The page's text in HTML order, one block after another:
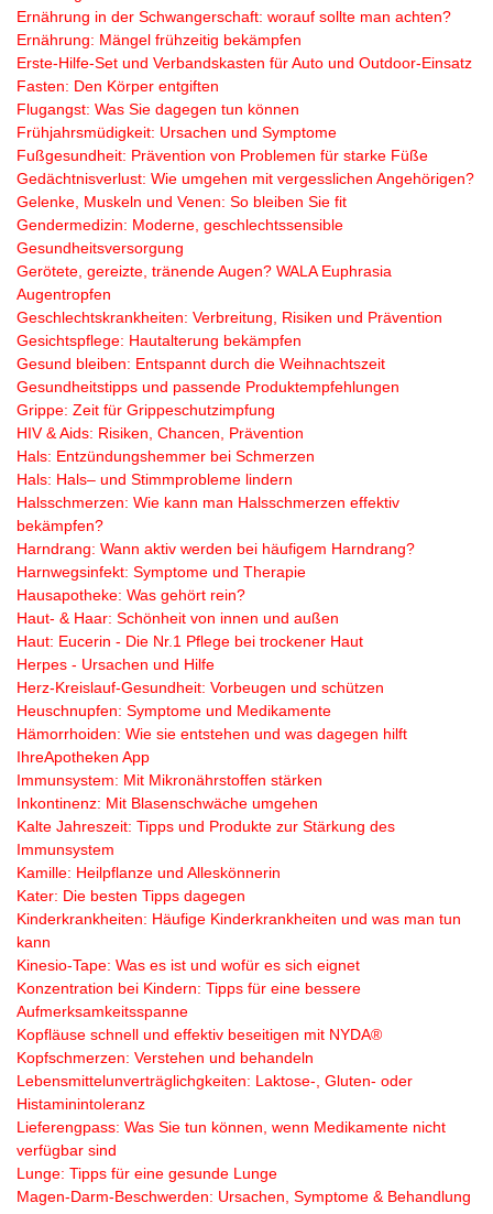
Ernährung in der Schwangerschaft: worauf sollte man achten?
Ernährung: Mängel frühzeitig bekämpfen
Erste-Hilfe-Set und Verbandskasten für Auto und Outdoor-Einsatz
Fasten: Den Körper entgiften
Flugangst: Was Sie dagegen tun können
Frühjahrsmüdigkeit: Ursachen und Symptome
Fußgesundheit: Prävention von Problemen für starke Füße
Gedächtnisverlust: Wie umgehen mit vergesslichen Angehörigen?
Gelenke, Muskeln und Venen: So bleiben Sie fit
Gendermedizin: Moderne, geschlechtssensible
Gesundheitsversorgung
Gerötete, gereizte, tränende Augen? WALA Euphrasia
Augentropfen
Geschlechtskrankheiten: Verbreitung, Risiken und Prävention
Gesichtspflege: Hautalterung bekämpfen
Gesund bleiben: Entspannt durch die Weihnachtszeit
Gesundheitstipps und passende Produktempfehlungen
Grippe: Zeit für Grippeschutzimpfung
HIV & Aids: Risiken, Chancen, Prävention
Hals: Entzündungshemmer bei Schmerzen
Hals: Hals– und Stimmprobleme lindern
Halsschmerzen: Wie kann man Halsschmerzen effektiv
bekämpfen?
Harndrang: Wann aktiv werden bei häufigem Harndrang?
Harnwegsinfekt: Symptome und Therapie
Hausapotheke: Was gehört rein?
Haut- & Haar: Schönheit von innen und außen
Haut: Eucerin - Die Nr.1 Pflege bei trockener Haut
Herpes - Ursachen und Hilfe
Herz-Kreislauf-Gesundheit: Vorbeugen und schützen
Heuschnupfen: Symptome und Medikamente
Hämorrhoiden: Wie sie entstehen und was dagegen hilft
IhreApotheken App
Immunsystem: Mit Mikronährstoffen stärken
Inkontinenz: Mit Blasenschwäche umgehen
Kalte Jahreszeit: Tipps und Produkte zur Stärkung des
Immunsystem
Kamille: Heilpflanze und Alleskönnerin
Kater: Die besten Tipps dagegen
Kinderkrankheiten: Häufige Kinderkrankheiten und was man tun
kann
Kinesio-Tape: Was es ist und wofür es sich eignet
Konzentration bei Kindern: Tipps für eine bessere
Aufmerksamkeitsspanne
Kopfläuse schnell und effektiv beseitigen mit NYDA®
Kopfschmerzen: Verstehen und behandeln
Lebensmittelunverträglichgkeiten: Laktose-, Gluten- oder
Histaminintoleranz
Lieferengpass: Was Sie tun können, wenn Medikamente nicht
verfügbar sind
Lunge: Tipps für eine gesunde Lunge
Magen-Darm-Beschwerden: Ursachen, Symptome & Behandlung